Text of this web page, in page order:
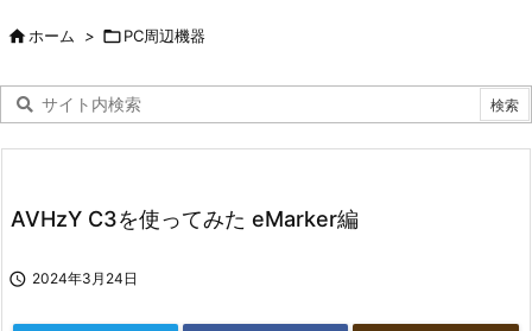
ホーム > PC周辺機器
AVHzY C3を使ってみた eMarker編
 2024年3月24日